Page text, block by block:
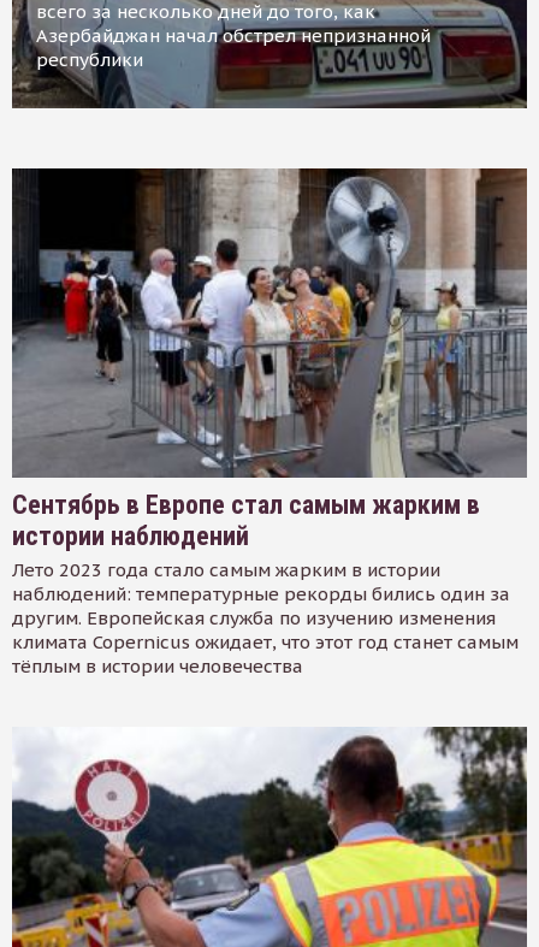
всего за несколько дней до того, как
Азербайджан начал обстрел непризнанной
республики
Сентябрь в Европе стал самым жарким в
истории наблюдений
Лето 2023 года стало самым жарким в истории
наблюдений: температурные рекорды бились один за
другим. Европейская служба по изучению изменения
климата Copernicus ожидает, что этот год станет самым
тёплым в истории человечества